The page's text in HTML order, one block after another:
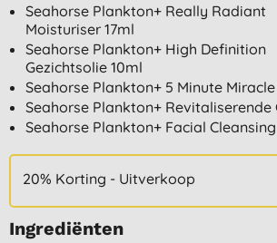
Seahorse Plankton+ Really Radiant
Moisturiser 17ml
Seahorse Plankton+ High Definition
Gezichtsolie 10ml
Seahorse Plankton+ 5 Minute Miracle
Seahorse Plankton+ Revitaliserende
Seahorse Plankton+ Facial
20% Korting - Uitverkoop
Ingrediënten